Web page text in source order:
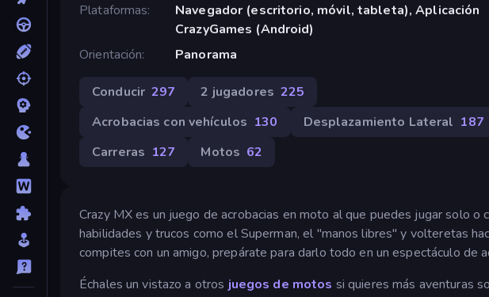
Plataformas
Navegador (escritorio, móvil, tableta), Aplicación
CrazyGames (Android)
Orientación
Panorama
Conducir 297 2 jugadores 225
Acrobacias con vehículos 130 Desplazamiento Lateral 187
Carreras 127 Motos 62
Crazy MX es un juego de acrobacias en moto al que puedes jugar solo o
habilidades y trucos como el Superman, el "manos libres" y volteretas
compites con un amigo, prepárate para darlo todo en un espectáculo de
Échales un vistazo a otros juegos de motos si quieres más aventuras